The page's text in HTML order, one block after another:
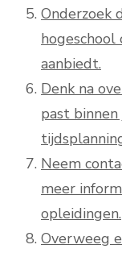
Onderzoek
aanbiedt.
Denk na
past
Neem
meer
opleidingen.
Overweeg